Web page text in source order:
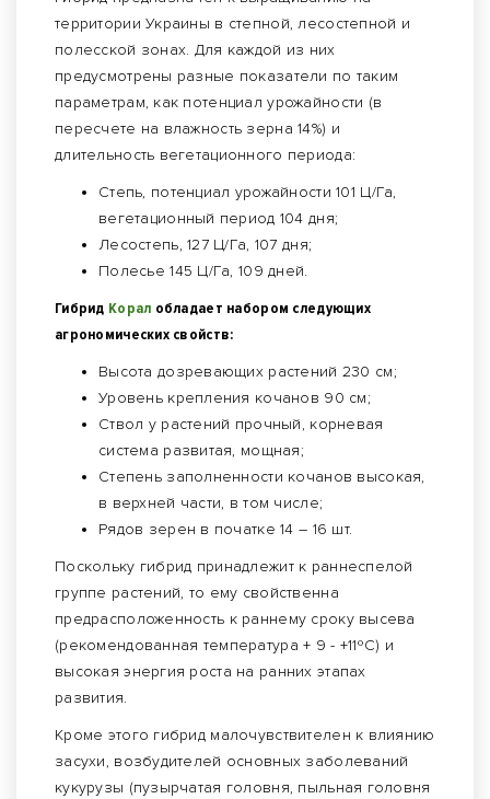
территории Украины в степной, лесостепной и
полесской зонах. Для каждой из них
предусмотрены разные показатели по таким
параметрам, как потенциал урожайности (в
пересчете на влажность зерна 14%) и
длительность вегетационного периода:
Степь, потенциал урожайности 101 Ц/Га,
вегетационный период 104 дня;
Лесостепь, 127 Ц/Га, 107 дня;
Полесье 145 Ц/Га, 109 дней.
Гибрид Корал обладает набором следующих
агрономических свойств:
Высота дозревающих растений 230 см;
Уровень крепления кочанов 90 см;
Ствол у растений прочный, корневая
система развитая, мощная;
Степень заполненности кочанов высокая,
в верхней части, в том числе;
Рядов зерен в початке 14 – 16 шт.
Поскольку гибрид принадлежит к раннеспелой
группе растений, то ему свойственна
предрасположенность к раннему сроку высева
(рекомендованная температура + 9 - +11ºС) и
высокая энергия роста на ранних этапах
развития.
Кроме этого гибрид малочувствителен к влиянию
засухи, возбудителей основных заболеваний
кукурузы (пузырчатая головня, пыльная головня